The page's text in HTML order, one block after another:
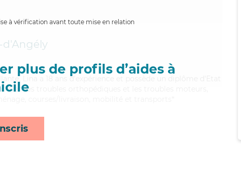
à vérification avant toute mise en relation
plus de profils d’aides à
d'Angély
Lina a 18 ans d'expérience et possède un diplôme d'Etat
bien les troubles orthopédiques et les troubles moteurs,